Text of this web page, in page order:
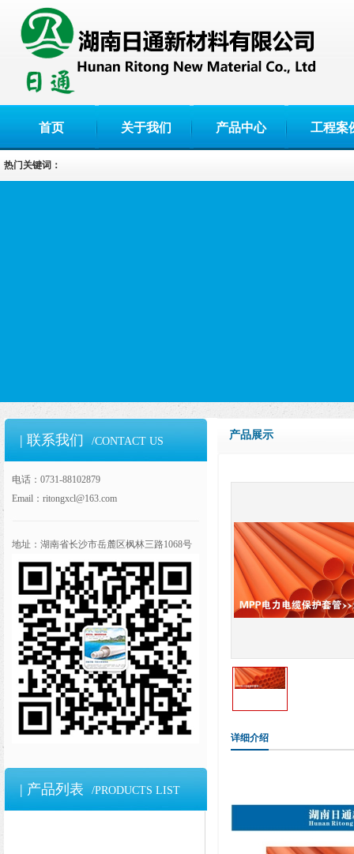
首页 关于我们 产品中心 工程案
热门关键词：
| 联系我们 /CONTACT US
电话：0731-88102879
Email：ritongxcl@163.com
地址：湖南省长沙市岳麓区枫林三路1068号
| 产品列表 /PRODUCTS LIST
产品展示
详细介绍